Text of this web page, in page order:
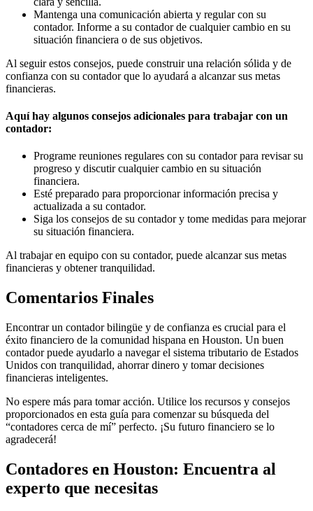
Mantenga una comunicación abierta y regular con su
contador. Informe a su contador de cualquier cambio en su
situación financiera o de sus objetivos.
Al seguir estos consejos, puede construir una relación sólida y de
confianza con su contador que lo ayudará a alcanzar sus metas
financieras.
Aquí hay algunos consejos adicionales para trabajar con un
contador:
Programe reuniones regulares con su contador para revisar su
progreso y discutir cualquier cambio en su situación
financiera.
Esté preparado para proporcionar información precisa y
actualizada a su contador.
Siga los consejos de su contador y tome medidas para mejorar
su situación financiera.
Al trabajar en equipo con su contador, puede alcanzar sus metas
financieras y obtener tranquilidad.
Comentarios Finales
Encontrar un contador bilingüe y de confianza es crucial para el
éxito financiero de la comunidad hispana en Houston. Un buen
contador puede ayudarlo a navegar el sistema tributario de Estados
Unidos con tranquilidad, ahorrar dinero y tomar decisiones
financieras inteligentes.
No espere más para tomar acción. Utilice los recursos y consejos
proporcionados en esta guía para comenzar su búsqueda del
“contadores cerca de mí” perfecto. ¡Su futuro financiero se lo
agradecerá!
Contadores en Houston: Encuentra al
experto que necesitas